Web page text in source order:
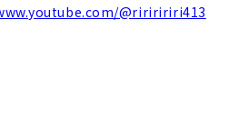
@ririririri413